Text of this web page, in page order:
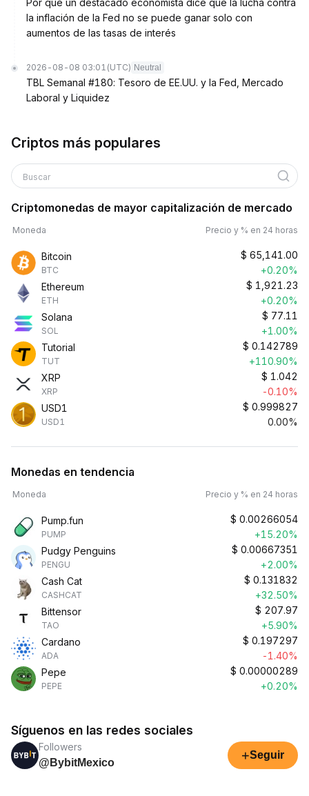
Por qué un destacado economista dice que la lucha contra
la inflación de la Fed no se puede ganar solo con
aumentos de las tasas de interés
2026-08-08 03:01 (UTC) Neutral
TBL Semanal #180: Tesoro de EE.UU. y la Fed, Mercado
Laboral y Liquidez
Criptos más populares
Buscar
Criptomonedas de mayor capitalización de mercado
Moneda Precio y % en 24 horas
Bitcoin
BTC
$ 65,141.00
+0.20%
Ethereum
ETH
$ 1,921.23
+0.20%
Solana
SOL
$ 77.11
+1.00%
Tutorial
TUT
$ 0.142789
+110.90%
XRP
XRP
$ 1.042
-0.10%
USD1
USD1
$ 0.999827
0.00%
Monedas en tendencia
Moneda Precio y % en 24 horas
Pump.fun
PUMP
$ 0.00266054
+15.20%
Pudgy Penguins
PENGU
$ 0.00667351
+2.00%
Cash Cat
CASHCAT
$ 0.131832
+32.50%
Bittensor
TAO
$ 207.97
+5.90%
Cardano
ADA
$ 0.197297
-1.40%
Pepe
PEPE
$ 0.00000289
+0.20%
Síguenos en las redes sociales
Followers
@BybitMexico
+Seguir